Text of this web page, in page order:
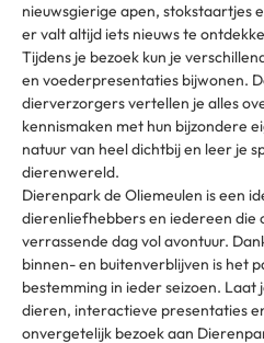
nieuwsgierige apen, stokstaartjes
er valt altijd iets nieuws te
Tijdens je bezoek kun je
en voederpresentaties bijwonen.
dierverzorgers vertellen je alles
kennismaken met hun bijzondere
natuur van heel dichtbij en leer je
dierenwereld.
Dierenpark de Oliemeulen is een
dierenliefhebbers en iedereen die
verrassende dag vol avontuur.
binnen- en buitenverblijven is het
bestemming in ieder seizoen. Laat
dieren, interactieve presentaties
onvergetelijk bezoek aan